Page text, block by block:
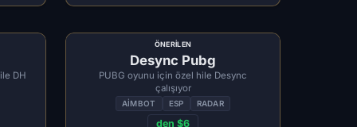
DH
ÖNERILEN
Desync Pubg
PUBG oyunu için özel hile Desync
çalışıyor
AIMBOT ESP RADAR
den $6